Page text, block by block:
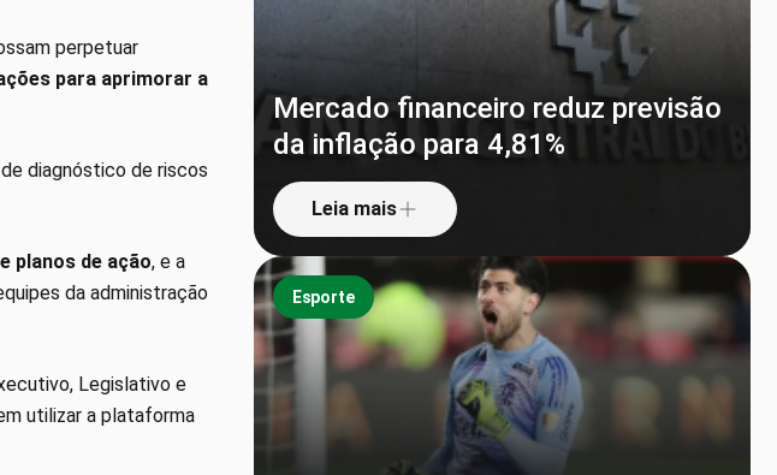
perpetuar
para aprimorar a
diagnóstico de riscos
planos de ação, e a
da administração
Legislativo e
utilizar a plataforma
Mercado financeiro reduz previsão
da inflação para 4,81%
Leia mais
Esporte